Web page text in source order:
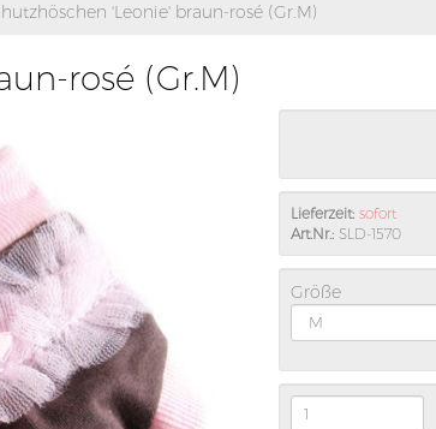
'Leonie' braun-rosé (Gr.M)
rosé (Gr.M)
Lieferzeit: sofort
Art.Nr.: SLD-1570
Größe